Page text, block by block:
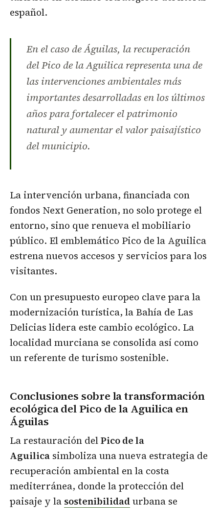
español.
En el caso de Águilas, la recuperación
del Pico de la Aguilica representa una de
las intervenciones ambientales más
importantes desarrolladas en los últimos
años para fortalecer el patrimonio
natural y aumentar el valor paisajístico
del municipio.
La intervención urbana, financiada con
fondos Next Generation, no solo protege el
entorno, sino que renueva el mobiliario
público. El emblemático Pico de la Aguilica
estrena nuevos accesos y servicios para los
visitantes.
Con un presupuesto europeo clave para la
modernización turística, la Bahía de Las
Delicias lidera este cambio ecológico. La
localidad murciana se consolida así como
un referente de turismo sostenible.
Conclusiones sobre la transformación
ecológica del Pico de la Aguilica en
Águilas
La restauración delPico de la
Aguilica simboliza una nueva estrategia de
recuperación ambiental en la costa
mediterránea, donde la protección del
paisaje y la sostenibilidadurbana se